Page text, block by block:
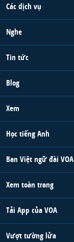
Các dịch vụ
Nghe
Tin tức
Blog
Xem
Học tiếng Anh
Ban Việt ngữ đài VOA
Xem toàn trang
Tải App của VOA
Vượt tường lửa